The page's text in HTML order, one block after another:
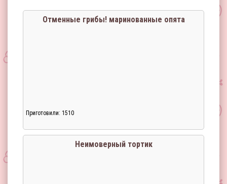
Отменные грибы! маринованные опята
Приготовили: 1510
Неимоверный тортик